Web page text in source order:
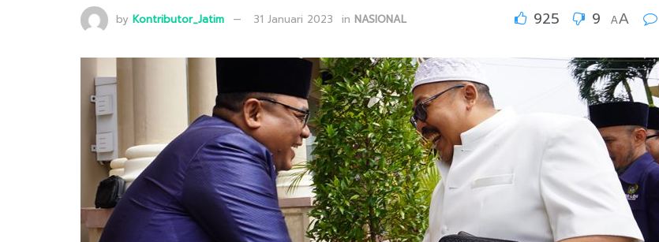
by Kontributor_Jatim 31 Januari 2023 in NASIONAL 925 9 AA